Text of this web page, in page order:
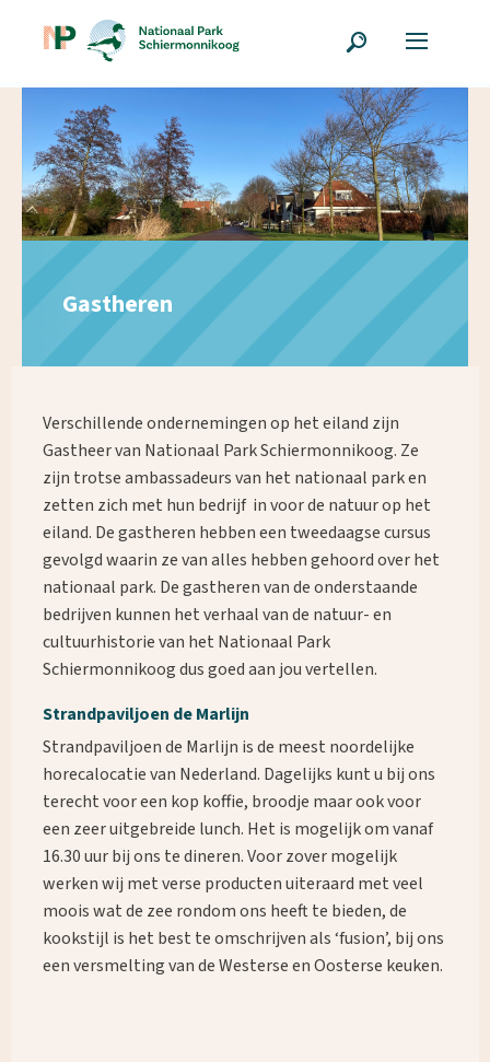
Gastheren
Verschillende ondernemingen op het eiland zijn
Gastheer van Nationaal Park Schiermonnikoog. Ze
zijn trotse ambassadeurs van het nationaal park en
zetten zich met hun bedrijf in voor de natuur op het
eiland. De gastheren hebben een tweedaagse cursus
gevolgd waarin ze van alles hebben gehoord over het
nationaal park. De gastheren van de onderstaande
bedrijven kunnen het verhaal van de natuur- en
cultuurhistorie van het Nationaal Park
Schiermonnikoog dus goed aan jou vertellen.
Strandpaviljoen de Marlijn
Strandpaviljoen de Marlijn is de meest noordelijke
horecalocatie van Nederland. Dagelijks kunt u bij ons
terecht voor een kop koffie, broodje maar ook voor
een zeer uitgebreide lunch. Het is mogelijk om vanaf
16.30 uur bij ons te dineren. Voor zover mogelijk
werken wij met verse producten uiteraard met veel
moois wat de zee rondom ons heeft te bieden, de
kookstijl is het best te omschrijven als ‘fusion’, bij ons
een versmelting van de Westerse en Oosterse keuken.